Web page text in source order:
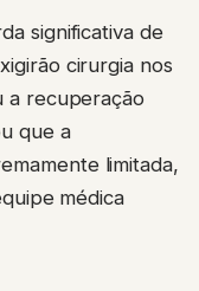
significativa de
cirurgia nos
a recuperação
que a
limitada,
médica